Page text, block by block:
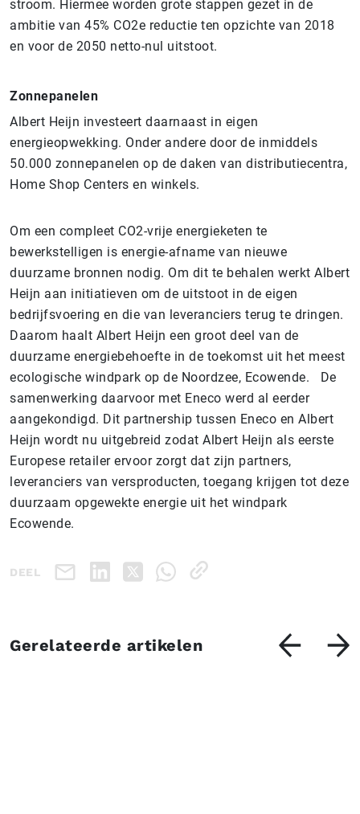
stroom. Hiermee worden grote stappen gezet in de
ambitie van 45% CO2e reductie ten opzichte van 2018
en voor de 2050 netto-nul uitstoot.
Zonnepanelen
Albert Heijn investeert daarnaast in eigen
energieopwekking. Onder andere door de inmiddels
50.000 zonnepanelen op de daken van distributiecentra,
Home Shop Centers en winkels.
Om een compleet CO2-vrije energieketen te
bewerkstelligen is energie-afname van nieuwe
duurzame bronnen nodig. Om dit te behalen werkt Albert
Heijn aan initiatieven om de uitstoot in de eigen
bedrijfsvoering en die van leveranciers terug te dringen.
Daarom haalt Albert Heijn een groot deel van de
duurzame energiebehoefte in de toekomst uit het meest
ecologische windpark op de Noordzee, Ecowende. De
samenwerking daarvoor met Eneco werd al eerder
aangekondigd. Dit partnership tussen Eneco en Albert
Heijn wordt nu uitgebreid zodat Albert Heijn als eerste
Europese retailer ervoor zorgt dat zijn partners,
leveranciers van versproducten, toegang krijgen tot deze
duurzaam opgewekte energie uit het windpark
Ecowende.
DEEL
Gerelateerde artikelen